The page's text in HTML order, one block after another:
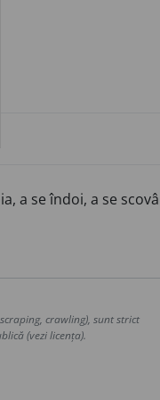
a se îndoi, a se
crawling), sunt strict
(vezi licența).